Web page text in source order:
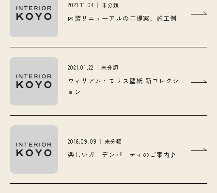
2021.11.04 未分類
内装リニューアルのご提案、施工例
2021.01.22 未分類
ウィリアム・モリス壁紙 新コレクシ
ョン
2016.09.09 未分類
楽しいガーデンパーティのご案内♪